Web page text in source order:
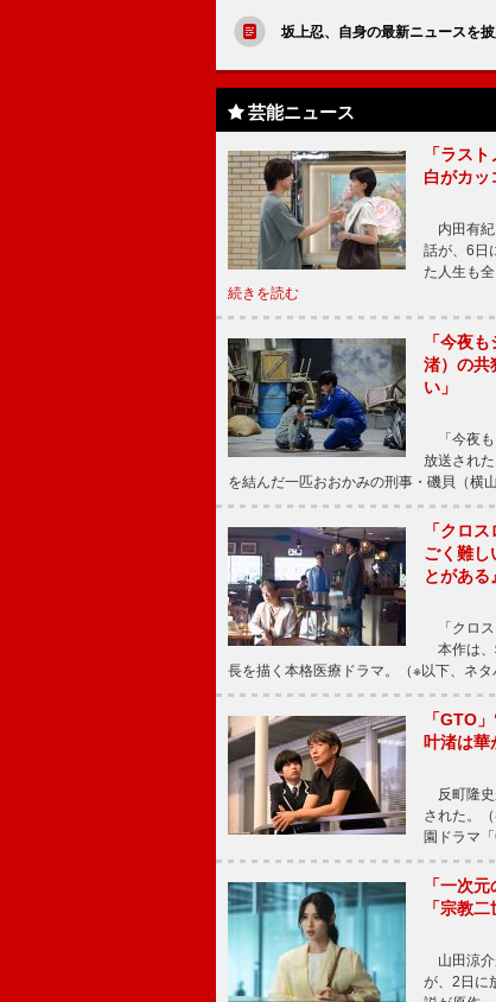
坂上忍、自身の最新ニュースを
芸能ニュース
「ラス
白がカッ
内田有紀
話が、6日
た人生も
続きを読む
「今夜
渚）の共
い」
「今夜も
放送され
を結んだ一匹おおかみの刑事・磯貝（横
「クロ
ごく難し
とがある
「クロス
本作は、
長を描く本格医療ドラマ。（※以下、ネ
「GTO
叶渚は華
反町隆史
された。
園ドラマ
「一次
「宗教
山田涼介
が、2日に